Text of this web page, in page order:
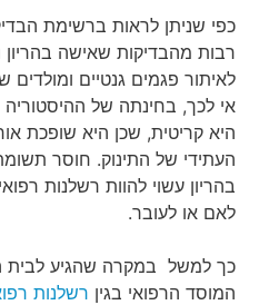
כפי שניתן לראות ברשימת
רבות מהבדיקות שאישה בהריון
לאיתור פגמים גנטיים ומולדים
אי לכך, בחינתה של
היא קריטית, שכן היא שופכת
העתידי של התינוק. חוסר
בהריון עשוי להוות רשלנות
לאם או לעובר.
כך למשל במקרה שהגיע לבית
המוסד הרפואי בגין רשלנות